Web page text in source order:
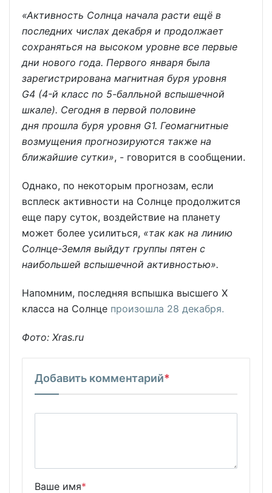
«Активность Солнца начала расти ещё в
последних числах декабря и продолжает
сохраняться на высоком уровне все первые
дни нового года. Первого января была
зарегистрирована магнитная буря уровня
G4 (4-й класс по 5-балльной вспышечной
шкале). Сегодня в первой половине
дня прошла буря уровня G1. Геомагнитные
возмущения прогнозируются также на
ближайшие сутки», - говорится в сообщении.
Однако, по некоторым прогнозам, если
всплеск активности на Солнце продолжится
еще пару суток, воздействие на планету
может более усилиться, «так как на линию
Солнце-Земля выйдут группы пятен с
наибольшей вспышечной активностью».
Напомним, последняя вспышка высшего X
класса на Солнце произошла 28 декабря.
Фото: Xras.ru
Добавить комментарий*
Ваше имя*